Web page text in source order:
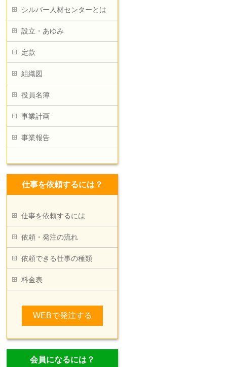
シルバー人材センターとは
設立・あゆみ
定款
組織図
役員名簿
事業計画
事業報告
仕事を依頼するには？
仕事を依頼するには
依頼・発注の流れ
依頼できる仕事の種類
料金表
WEBで発注する
会員になるには？